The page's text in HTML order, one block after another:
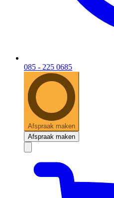
085 - 225 0685
Afspraak maken
Afspraak maken